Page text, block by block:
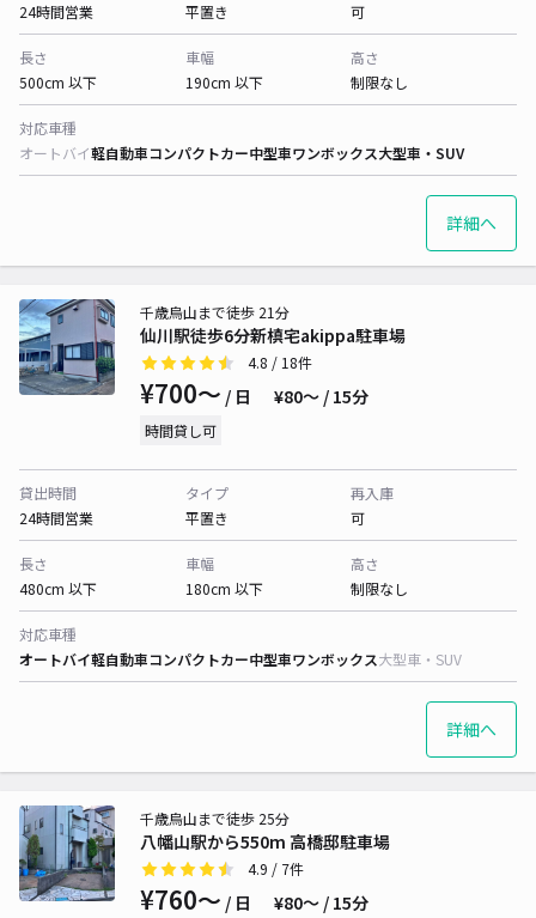
24時間営業
平置き
可
長さ
500cm 以下
車幅
190cm 以下
高さ
制限なし
対応車種
オートバイ軽自動車コンパクトカー中型車ワンボックス大型車・SUV
詳細へ
仙川駅徒歩6分新槙宅akippa駐車場
千歳烏山まで徒歩 21分
4.8 / 18件
¥700〜 / 日 ¥80〜 / 15分
時間貸し可
貸出時間
24時間営業
タイプ
平置き
再入庫
可
長さ
480cm 以下
車幅
180cm 以下
高さ
制限なし
対応車種
オートバイ軽自動車コンパクトカー中型車ワンボックス大型車・SUV
詳細へ
八幡山駅から550m 高橋邸駐車場
千歳烏山まで徒歩 25分
4.9 / 7件
¥760〜 / 日 ¥80〜 / 15分